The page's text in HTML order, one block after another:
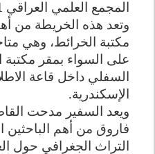
المجمع العلمي العراقي 1951
وتعد هذه الخريطة من
مكتبة الخرائط، وهي
على السواء بمقر مكتبة
السفلي داخل قاعة
الإسكندرية.
ويعد السفير مدحت
فاروق من أهم الباحثين
التراث الجغرافي حول